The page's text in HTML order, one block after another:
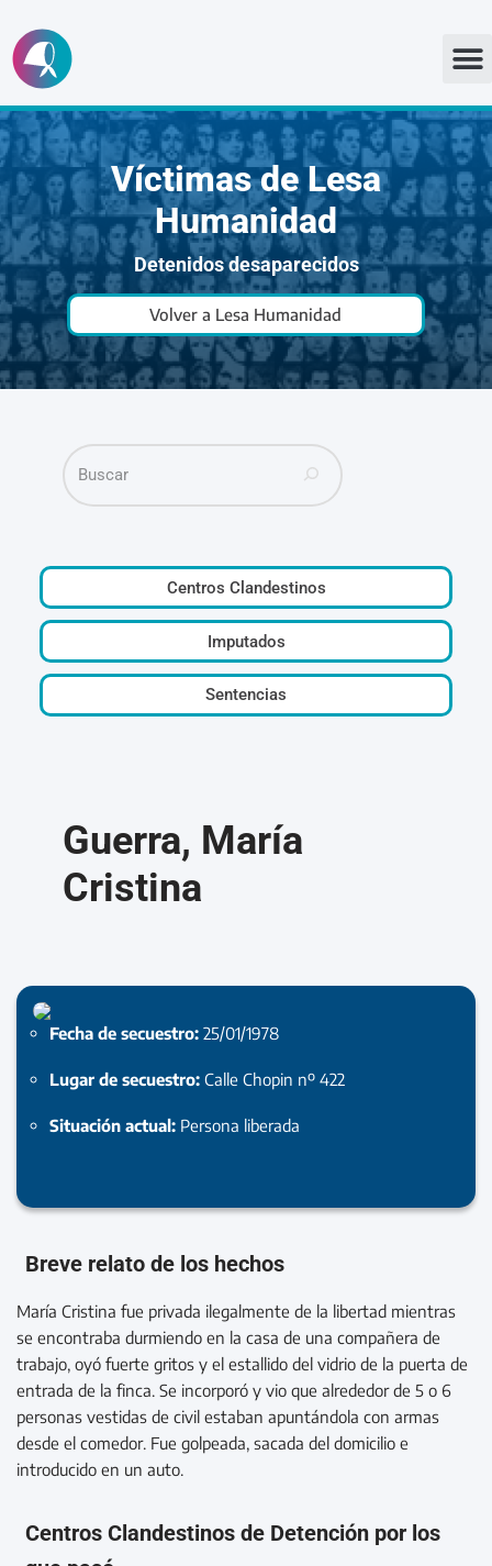
Ir
al
contenido
Víctimas de Lesa
Humanidad
Detenidos desaparecidos
Volver a Lesa Humanidad
Centros Clandestinos
Imputados
Sentencias
Guerra, María
Cristina
Fecha de secuestro: 25/01/1978
Lugar de secuestro: Calle Chopin nº 422
Situación actual: Persona liberada
Breve relato de los hechos
María Cristina fue privada ilegalmente de la libertad mientras
se encontraba durmiendo en la casa de una compañera de
trabajo, oyó fuerte gritos y el estallido del vidrio de la puerta de
entrada de la finca. Se incorporó y vio que alrededor de 5 o 6
personas vestidas de civil estaban apuntándola con armas
desde el comedor. Fue golpeada, sacada del domicilio e
introducido en un auto.
Centros Clandestinos de Detención por los